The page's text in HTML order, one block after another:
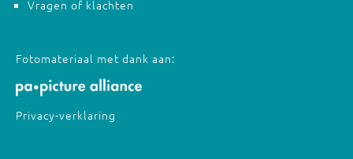
Vragen of klachten
Fotomateriaal met dank aan:
Privacy-verklaring